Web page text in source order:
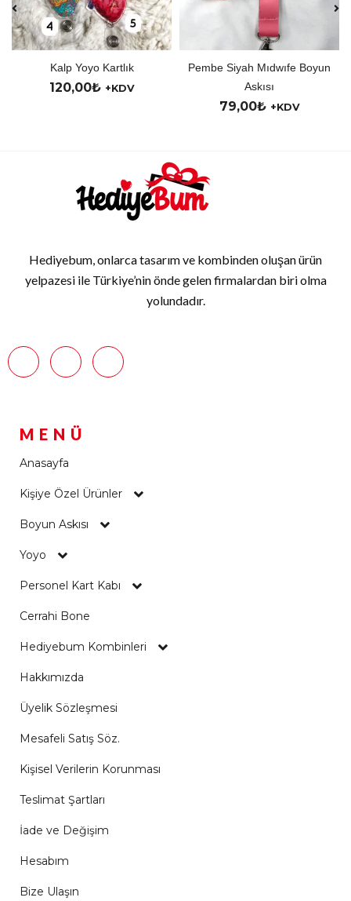
Pembe Siyah Mıdwıfe Boyun
Kişiye Özel
Hediyebum, onlarca tasarım ve kombinden oluşan ürün
yelpazesi ile Türkiye’nin önde gelen firmalardan biri olma
yolundadır.
MENÜ
Anasayfa
Kişiye Özel Ürünler
Boyun Askısı
Yoyo
Personel Kart Kabı
Cerrahi Bone
Hediyebum Kombinleri
Hakkımızda
Üyelik Sözleşmesi
Mesafeli Satış Söz.
Kişisel Verilerin Korunması
Teslimat Şartları
İade ve Değişim
Hesabım
Bize Ulaşın